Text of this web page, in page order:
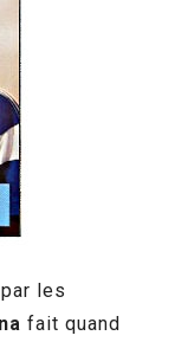
les
fait quand